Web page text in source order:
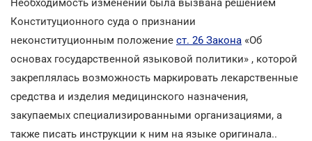
Необходимость изменений была вызвана решением
Конституционного суда о признании
неконституционным положение ст. 26 Закона «Об
основах государственной языковой политики» , которой
закреплялась возможность маркировать лекарственные
средства и изделия медицинского назначения,
закупаемых специализированными организациями, а
также писать инструкции к ним на языке оригинала..